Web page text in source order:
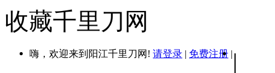
收藏千里刀网
嗨，欢迎来到阳江千里刀网! 请登录 | 免费注册 | |